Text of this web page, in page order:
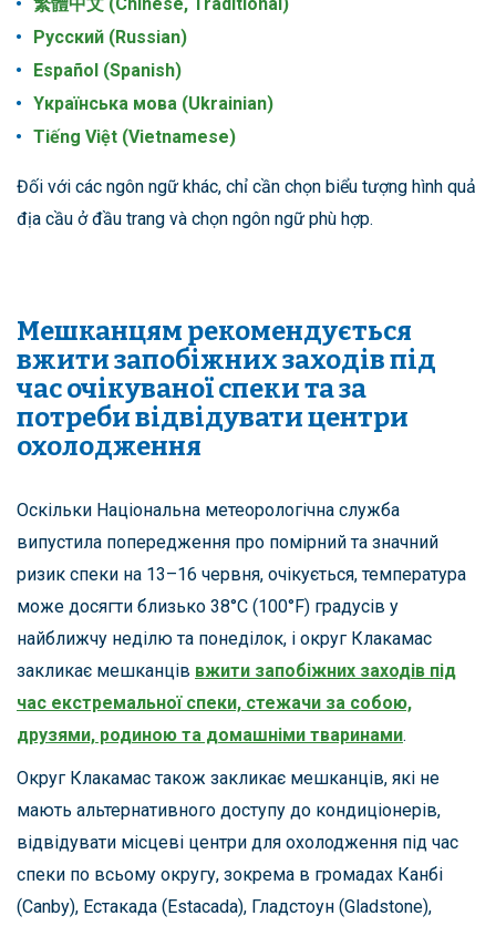
Pусский (Russian)
Español (Spanish)
Yкраїнська мова (Ukrainian)
Tiếng Việt (Vietnamese)
Đối với các ngôn ngữ khác, chỉ cần chọn biểu tượng hình quả
địa cầu ở đầu trang và chọn ngôn ngữ phù hợp.
Мешканцям рекомендується
вжити запобіжних заходів під
час очікуваної спеки та за
потреби відвідувати центри
охолодження
Оскільки Національна метеорологічна служба
випустила попередження про помірний та значний
ризик спеки на 13–16 червня, очікується, температура
може досягти близько 38°C (100°F) градусів у
найближчу неділю та понеділок, і округ Клакамас
закликає мешканців вжити запобіжних заходів під
час екстремальної спеки, стежачи за собою,
друзями, родиною та домашніми тваринами.
Округ Клакамас також закликає мешканців, які не
мають альтернативного доступу до кондиціонерів,
відвідувати місцеві центри для охолодження під час
спеки по всьому округу, зокрема в громадах Канбі
(Canby), Естакада (Estacada), Гладстоун (Gladstone),